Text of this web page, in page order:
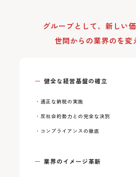
グループとして、新しい価
世間からの業界のを変
健全な経営基盤の確立
適正な納税の実施
反社会的勢力との完全な決別
コンプライアンスの徹底
業界のイメージ革新